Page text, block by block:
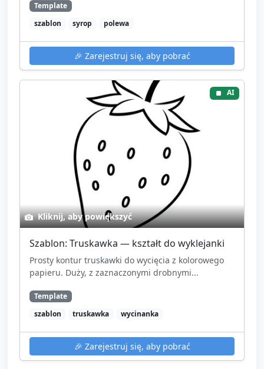
Template
szablon
syrop polewa
🎉 Zarejestruj się, aby pobrać
AI
Kliknij, aby powiększyć
Szablon: Truskawka — kształt do wyklejanki
Prosty kontur truskawki do wycięcia z kolorowego
papieru. Duży, z zaznaczonymi drobnymi...
Template
szablon
truskawka wycinanka
🎉 Zarejestruj się, aby pobrać